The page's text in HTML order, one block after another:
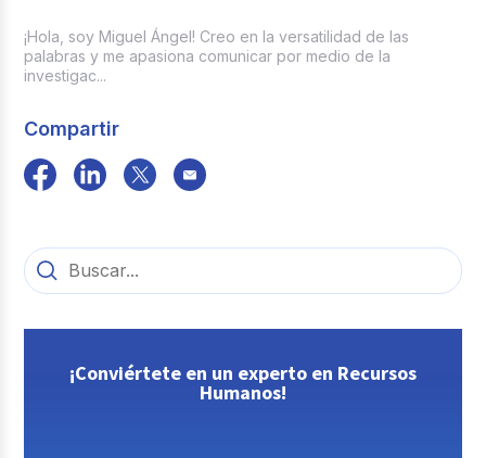
TDP/TAP: novedades asociadas a
transición y componente ACCAI
¡Hola, soy Miguel Ángel! Creo en la versatilidad de las
palabras y me apasiona comunicar por medio de la
investigac...
Compartir
¡Conviértete en un experto en Recursos
Humanos!